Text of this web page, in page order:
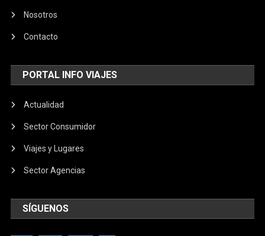
Nosotros
Contacto
PORTAL INFO VIAJES
Actualidad
Sector Consumidor
Viajes y Lugares
Sector Agencias
SÍGUENOS